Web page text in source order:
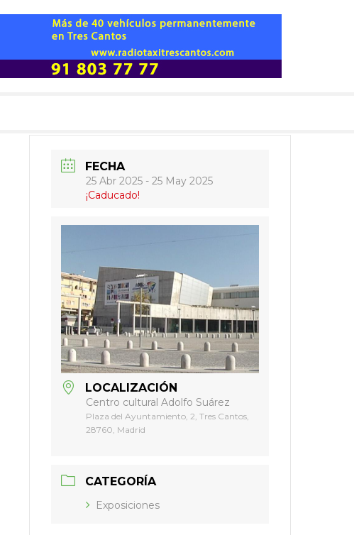
FECHA
25 Abr 2025 - 25 May 2025
¡Caducado!
LOCALIZACIÓN
Centro cultural Adolfo Suárez
Plaza del Ayuntamiento, 2, Tres Cantos,
28760, Madrid
CATEGORÍA
Exposiciones